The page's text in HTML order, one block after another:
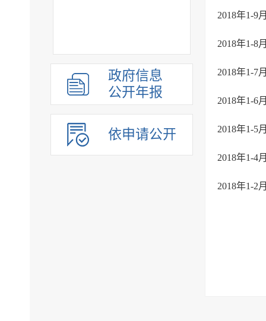
政府信息
公开年报
依申请公开
2018年1-9
2018年1-8
2018年1-7
2018年1-6
2018年1-5
2018年1-4
2018年1-2